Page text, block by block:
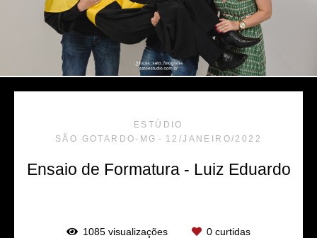
ESTÚDIO
SÃO GOTARDO-MG
12/JANEIRO/2022
Ensaio de Formatura - Luiz Eduardo
1085 visualizações 0 curtidas